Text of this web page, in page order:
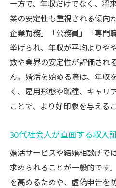
安心して進める30
婚活における30代
針
成功する30代男性
ン術
納得のいく婚活に
なる
一方で、年収だけでなく、将
業の安定性も重視される傾向
企業勤務」「公務員」「専門
挙げられ、年収が平均よりや
数や業界の安定性が評価され
ん。婚活を始める際は、年収
く、雇用形態や職種、キャリ
ことで、より好印象を与える
30代社会人が直面する収入
婚活サービスや結婚相談所で
求められることが一般的です
を高めるためや、虚偽申告を